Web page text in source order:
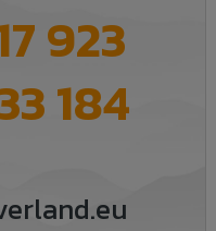
923
184